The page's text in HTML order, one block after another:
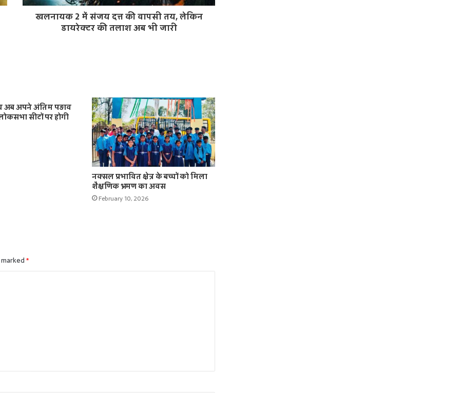
खलनायक 2 में संजय दत्त की वापसी तय, लेकिन
डायरेक्टर की तलाश अब भी जारी
अब अपने अंतिम पड़ाव
सीटों पर होगी
नक्सल प्रभावित क्षेत्र के बच्चों को मिला
शैक्षणिक भ्रमण का अवस
February 10, 2026
*